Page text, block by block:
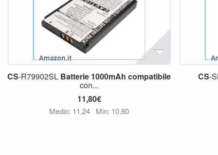
CS-R79902SL Batterie 1000mAh compatibile
con...
11,80€
Medio: 11,24 Min: 10,80
CS-